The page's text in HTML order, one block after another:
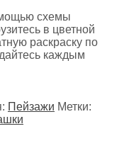
схемы
в цветной
раскраску по
каждым
Пейзажи Метки: